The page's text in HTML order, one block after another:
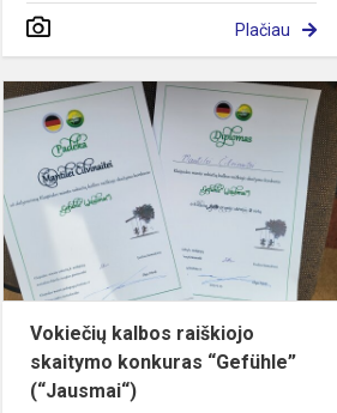
Plačiau
Vokiečių kalbos raiškiojo
skaitymo konkuras “Gefühle”
(“Jausmai“)